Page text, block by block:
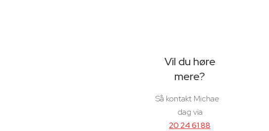
Vil du høre
mere?
Så kontakt Michael i
dag via
20 24 61 88